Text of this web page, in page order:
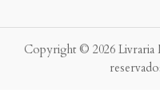
Copyright © 2026 Livraria